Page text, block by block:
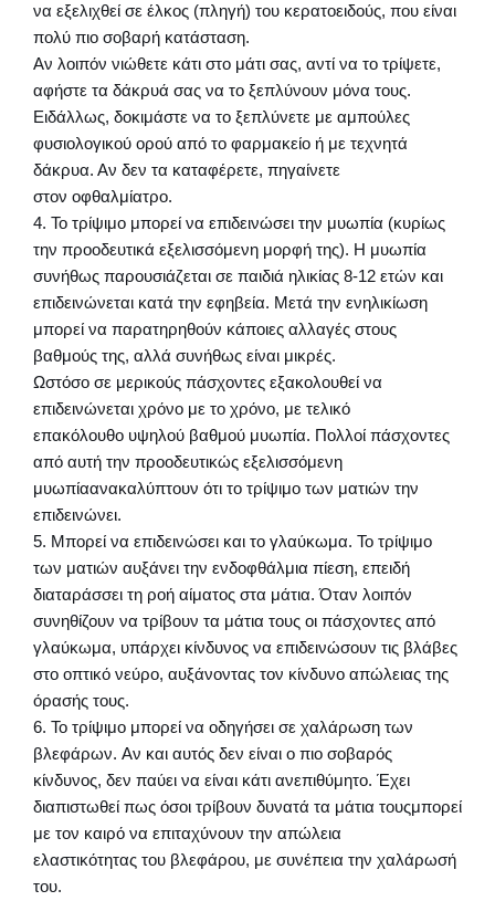
να εξελιχθεί σε έλκος (πληγή) του κερατοειδούς, που είναι
πολύ πιο σοβαρή κατάσταση.
Αν λοιπόν νιώθετε κάτι στο μάτι σας, αντί να το τρίψετε,
αφήστε τα δάκρυά σας να το ξεπλύνουν μόνα τους.
Ειδάλλως, δοκιμάστε να το ξεπλύνετε με αμπούλες
φυσιολογικού ορού από το φαρμακείο ή με τεχνητά
δάκρυα. Αν δεν τα καταφέρετε, πηγαίνετε
στον οφθαλμίατρο.
4. Το τρίψιμο μπορεί να επιδεινώσει την μυωπία (κυρίως
την προοδευτικά εξελισσόμενη μορφή της). Η μυωπία
συνήθως παρουσιάζεται σε παιδιά ηλικίας 8-12 ετών και
επιδεινώνεται κατά την εφηβεία. Μετά την ενηλικίωση
μπορεί να παρατηρηθούν κάποιες αλλαγές στους
βαθμούς της, αλλά συνήθως είναι μικρές.
Ωστόσο σε μερικούς πάσχοντες εξακολουθεί να
επιδεινώνεται χρόνο με το χρόνο, με τελικό
επακόλουθο υψηλού βαθμού μυωπία. Πολλοί πάσχοντες
από αυτή την προοδευτικώς εξελισσόμενη
μυωπίαανακαλύπτουν ότι το τρίψιμο των ματιών την
επιδεινώνει.
5. Μπορεί να επιδεινώσει και το γλαύκωμα. Το τρίψιμο
των ματιών αυξάνει την ενδοφθάλμια πίεση, επειδή
διαταράσσει τη ροή αίματος στα μάτια. Όταν λοιπόν
συνηθίζουν να τρίβουν τα μάτια τους οι πάσχοντες από
γλαύκωμα, υπάρχει κίνδυνος να επιδεινώσουν τις βλάβες
στο οπτικό νεύρο, αυξάνοντας τον κίνδυνο απώλειας της
όρασής τους.
6. Το τρίψιμο μπορεί να οδηγήσει σε χαλάρωση των
βλεφάρων. Αν και αυτός δεν είναι ο πιο σοβαρός
κίνδυνος, δεν παύει να είναι κάτι ανεπιθύμητο. Έχει
διαπιστωθεί πως όσοι τρίβουν δυνατά τα μάτια τουςμπορεί
με τον καιρό να επιταχύνουν την απώλεια
ελαστικότητας του βλεφάρου, με συνέπεια την χαλάρωσή
του.